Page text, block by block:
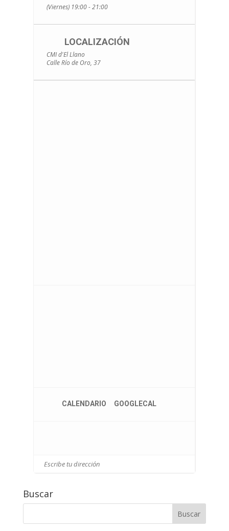
logra encontrar marido, el rey envía al Conde
consigue, se le formará consejo de guerra…
(*)Las proyecciones darán comienzo a las
19:00 h y se proyectarán en versión original
con subtítulos en castellano.
(Viernes) 19:00 - 21:00
LOCALIZACIÓN
CMI d'El Llano
Calle Río de Oro, 37
CALENDARIO GOOGLECAL
Buscar